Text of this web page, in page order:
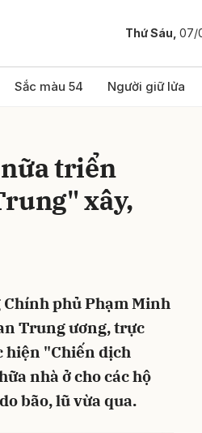
Thứ Sáu, 07/
Sắc màu 54 Người giữ lửa
triển
xây,
phủ Phạm Minh
Trung ương, trực
hiện "Chiến dịch
nhà ở cho các hộ
bão, lũ vừa qua.